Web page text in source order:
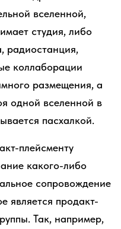
вселенной,
студия, либо
радиостанция,
коллаборации
размещения, а
одной вселенной в
пасхалкой.
плейсменту
какого-либо
сопровождение
является продакт-
Так, например,